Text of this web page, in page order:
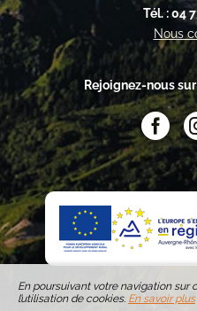
Tél. : 04
Nous
Rejoignez-nous
En poursuivant votre navigation sur
l’utilisation de cookies. En savoir plus